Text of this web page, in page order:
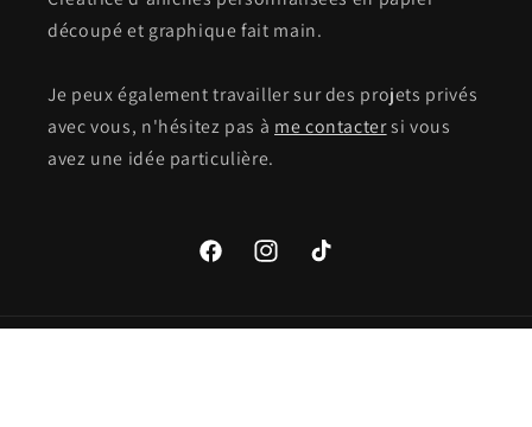
découpé et graphique fait main.
Je peux également travailler sur des projets privés
avec vous, n'hésitez pas à me contactersi vous
avez une idée particulière.
FacebookInstagramTikTok